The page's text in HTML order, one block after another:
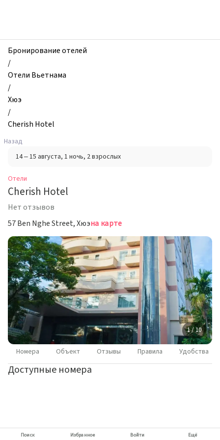
Cherish
Hotel,
Хюэ,
Вьетнам
Бронирование отелей
/
Отели Вьетнама
/
Хюэ
/
Cherish Hotel
Назад
14 – 15 августа, 1 ночь, 2 взрослых
Отели
Cherish Hotel
Нет отзывов
57 Ben Nghe Street, Хюэна карте
1 / 10
Номера Объект Отзывы Правила Удобства
Доступные номера
Поиск Избранное Войти Ещё